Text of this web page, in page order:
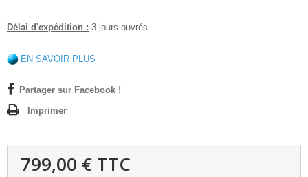
Délai d'expédition : 3 jours ouvrés
EN SAVOIR PLUS
Partager sur Facebook !
Imprimer
799,00 € TTC